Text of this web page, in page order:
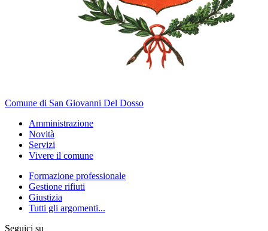
Comune di San Giovanni Del Dosso
Amministrazione
Novità
Servizi
Vivere il comune
Formazione professionale
Gestione rifiuti
Giustizia
Tutti gli argomenti...
Seguici su